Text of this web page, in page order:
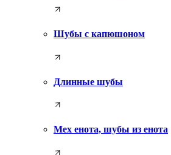
Шубы с капюшоном
Длинные шубы
Мех енота, шубы из енота